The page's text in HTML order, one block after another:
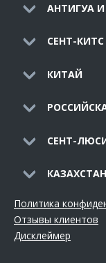
АНТИГУА
СЕНТ-
КИТАЙ
СЕНТ-
КАЗАХСТАН
Политика
Отзывы клиентов
Дисклеймер